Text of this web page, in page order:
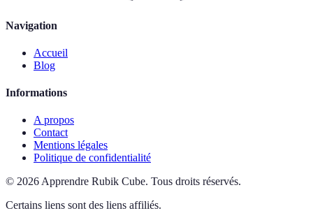
Navigation
Accueil
Blog
Informations
A propos
Contact
Mentions légales
Politique de confidentialité
© 2026Apprendre Rubik Cube. Tous droits réservés.
Certains liens sont des liens affiliés.